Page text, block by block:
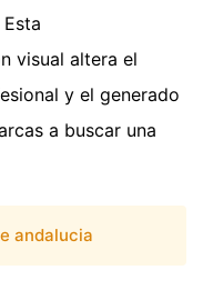
visual altera el
y el generado
a buscar una
andalucia